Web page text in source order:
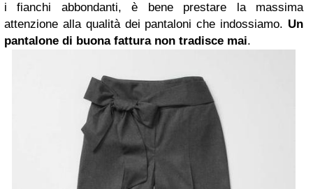
i fianchi abbondanti, è bene prestare la massima
attenzione alla qualità dei pantaloni che indossiamo. Un
pantalone di buona fattura non tradisce mai.